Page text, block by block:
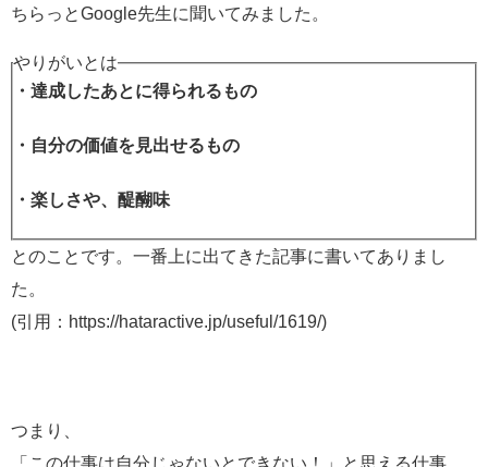
ちらっとGoogle先生に聞いてみました。
やりがいとは
・達成したあとに得られるもの
・自分の価値を見出せるもの
・楽しさや、醍醐味
とのことです。一番上に出てきた記事に書いてありまし
た。
(引用：https://hataractive.jp/useful/1619/)
つまり、
「この仕事は自分じゃないとできない！」と思える仕事